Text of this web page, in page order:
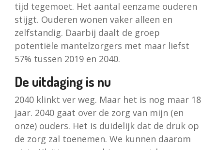
tijd tegemoet. Het aantal eenzame ouderen
stijgt. Ouderen wonen vaker alleen en
zelfstandig. Daarbij daalt de groep
potentiële mantelzorgers met maar liefst
57% tussen 2019 en 2040.
De uitdaging is nu
2040 klinkt ver weg. Maar het is nog maar 18
jaar. 2040 gaat over de zorg van mijn (en
onze) ouders. Het is duidelijk dat de druk op
de zorg zal toenemen. We kunnen daarom